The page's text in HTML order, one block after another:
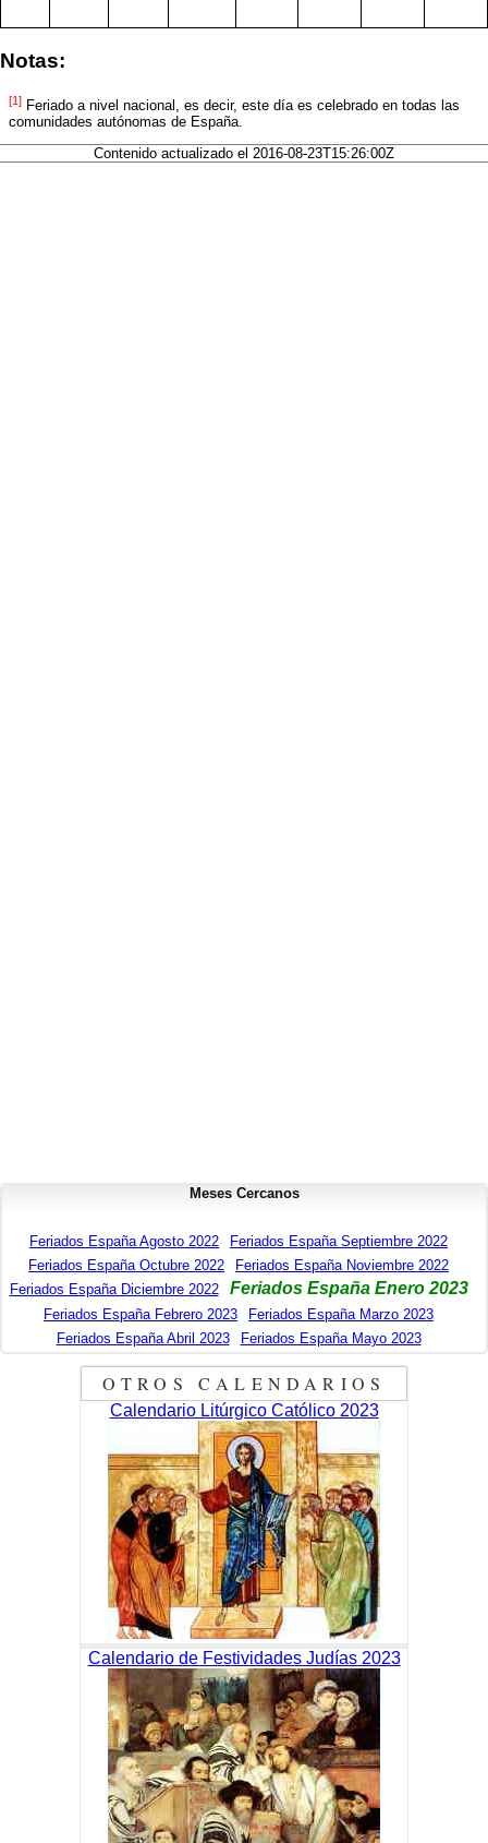
Notas:
[1] Feriado a nivel nacional, es decir, este día es celebrado en todas las
comunidades autónomas de España.
Contenido actualizado el 2016-08-23T15:26:00Z
Meses Cercanos
Feriados España Agosto 2022
Feriados España Septiembre 2022
Feriados España Octubre 2022
Feriados España Noviembre 2022
Feriados España Diciembre 2022
Feriados España Enero 2023
Feriados España Febrero 2023
Feriados España Marzo 2023
Feriados España Abril 2023
Feriados España Mayo 2023
OTROS CALENDARIOS
Calendario Litúrgico Católico 2023
Calendario de Festividades Judías 2023